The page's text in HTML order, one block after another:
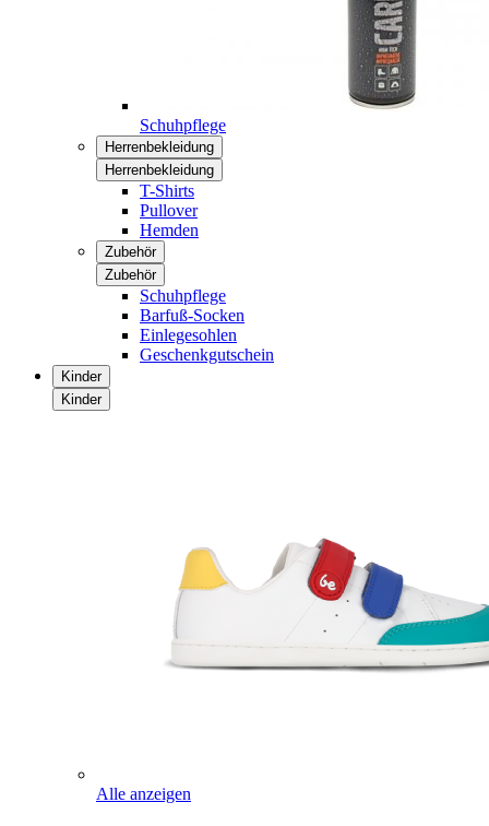
Schuhpflege
Herrenbekleidung
Herrenbekleidung
T-Shirts
Pullover
Hemden
Zubehör
Zubehör
Schuhpflege
Barfuß-Socken
Einlegesohlen
Geschenkgutschein
Kinder
Kinder
Alle anzeigen